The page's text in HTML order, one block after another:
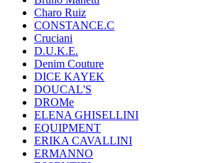
Charo Ruiz
CONSTANCE.C
Cruciani
D.U.K.E.
Denim Couture
DICE KAYEK
DOUCAL'S
DROMe
ELENA GHISELLINI
EQUIPMENT
ERIKA CAVALLINI
ERMANNO